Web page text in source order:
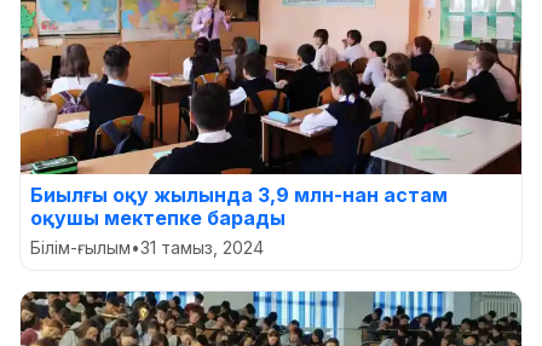
Биылғы оқу жылында 3,9 млн-нан астам
оқушы мектепке барады
Білім-ғылым•31 тамыз, 2024